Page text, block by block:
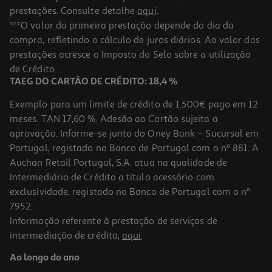
prestações. Consulte detalhe aqui.
***O valor da primeira prestação depende do dia da
compra, refletindo o cálculo de juros diários. Ao valor das
prestações acresce o Imposto do Selo sobre a utilização
de Crédito.
TAEG DO CARTÃO DE CRÉDITO: 18,4 %
Exemplo para um limite de crédito de 1.500€ pago em 12
meses. TAN 17,60 %. Adesão ao Cartão sujeita a
aprovação. Informe-se junto do Oney Bank – Sucursal em
Portugal, registado no Banco de Portugal com o nº 881. A
Auchan Retail Portugal, S.A. atua na qualidade de
Intermediário de Crédito a título acessório com
exclusividade, registado no Banco de Portugal com o nº
7952.
Informação referente à prestação de serviços de
intermediação de crédito, aqui.
Ao longo do ano